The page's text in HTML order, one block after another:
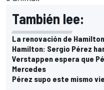
También lee:
La renovación de
Hamilton: Sergio Pérez
Verstappen espera que
Mercedes
Pérez supo este mismo